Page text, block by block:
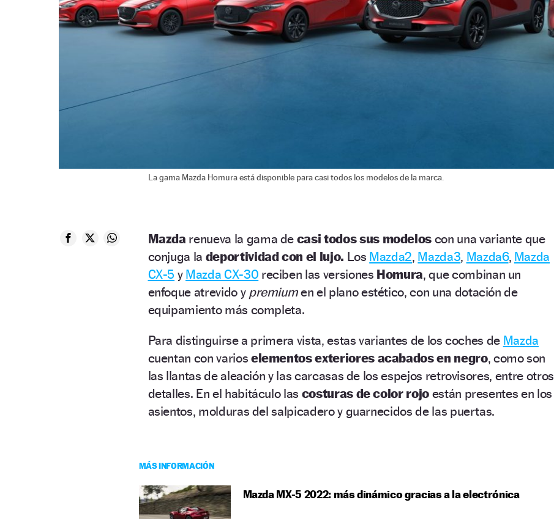
La gama Mazda Homura está disponible para casi todos los modelos de la marca.
Mazda renueva la gama de casi todos sus modelos con una variante que
conjuga la deportividad con el lujo. Los Mazda2, Mazda3, Mazda6, Mazda
CX-5 y Mazda CX-30 reciben las versiones Homura, que combinan un
enfoque atrevido y premiumen el plano estético, con una dotación de
equipamiento más completa.
Para distinguirse a primera vista, estas variantes de los coches de Mazda
cuentan con varios elementos exteriores acabados en negro, como son
las llantas de aleación y las carcasas de los espejos retrovisores, entre otros
detalles. En el habitáculo las costuras de color rojoestán presentes en los
asientos, molduras del salpicadero y guarnecidos de las puertas.
MÁS INFORMACIÓN
Mazda MX-5 2022: más dinámico gracias a la electrónica